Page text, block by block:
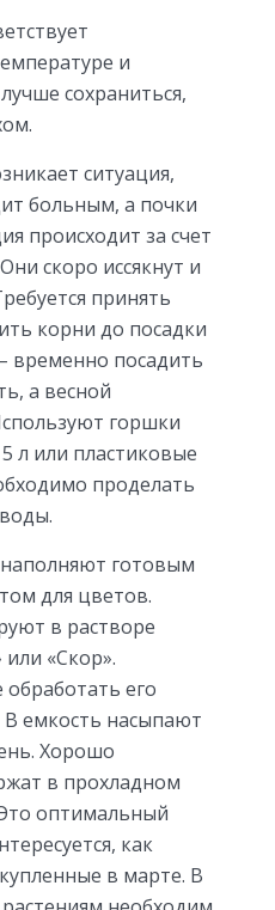
и
сохраниться,
ситуация,
больным, а почки
происходит за счет
скоро иссякнут и
принять
корни до посадки
временно посадить
а весной
горшки
л или пластиковые
проделать
готовым
для цветов.
в растворе
«Скор».
обработать его
В емкость насыпают
Хорошо
в прохладном
оптимальный
как
в марте. В